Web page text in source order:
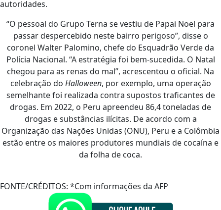
autoridades.
“O pessoal do Grupo Terna se vestiu de Papai Noel para
passar despercebido neste bairro perigoso”, disse o
coronel Walter Palomino, chefe do Esquadrão Verde da
Polícia Nacional. “A estratégia foi bem-sucedida. O Natal
chegou para as renas do mal”, acrescentou o oficial. Na
celebração do Halloween, por exemplo, uma operação
semelhante foi realizada contra supostos traficantes de
drogas. Em 2022, o Peru apreendeu 86,4 toneladas de
drogas e substâncias ilícitas. De acordo com a
Organização das Nações Unidas (ONU), Peru e a Colômbia
estão entre os maiores produtores mundiais de cocaína e
da folha de coca.
FONTE/CRÉDITOS: *Com informações da AFP